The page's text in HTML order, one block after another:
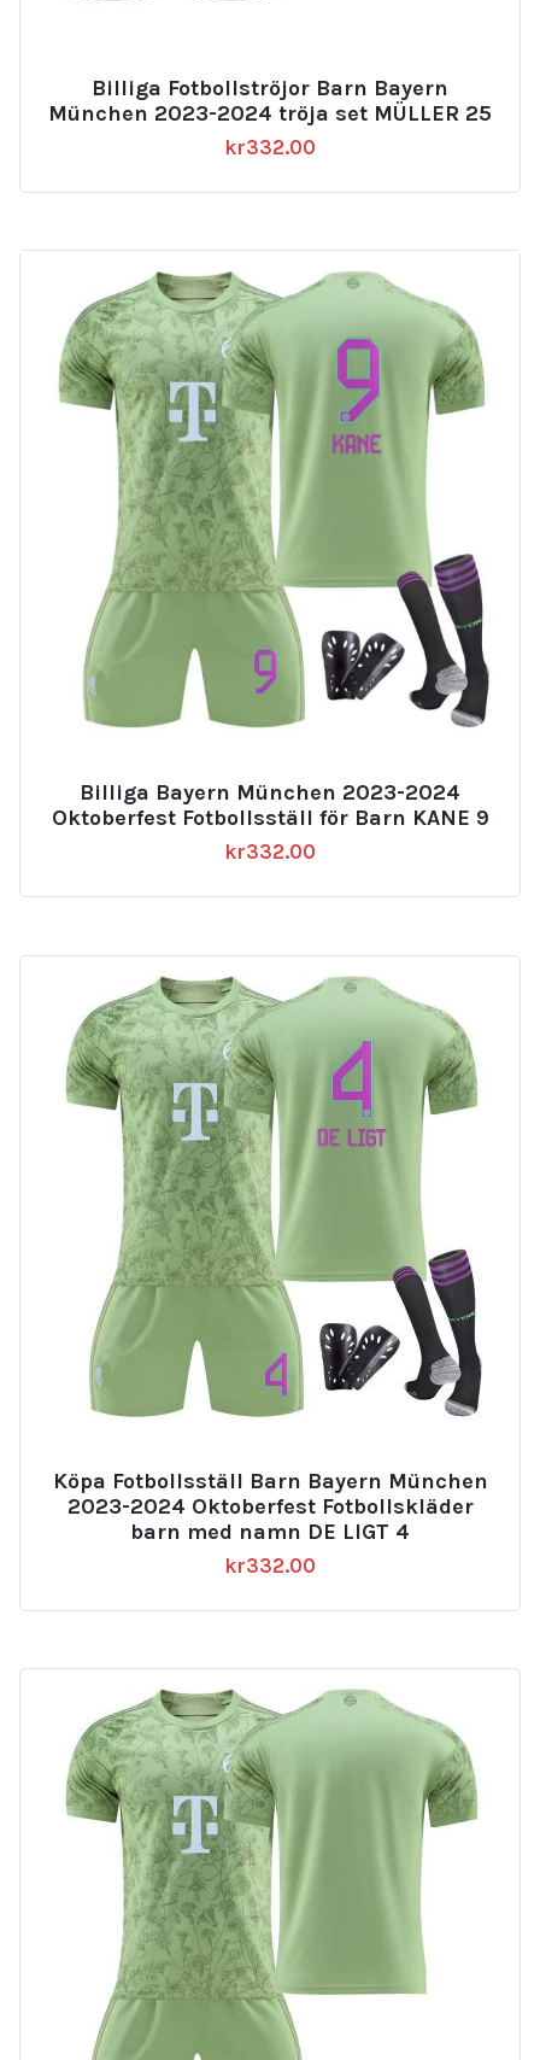
Billiga Fotbollströjor Barn Bayern
München 2023-2024 tröja set MÜLLER 25
kr332.00
Billiga Bayern München 2023-2024
Oktoberfest Fotbollsställ för Barn KANE 9
kr332.00
Köpa Fotbollsställ Barn Bayern München
2023-2024 Oktoberfest Fotbollskläder
barn med namn DE LIGT 4
kr332.00